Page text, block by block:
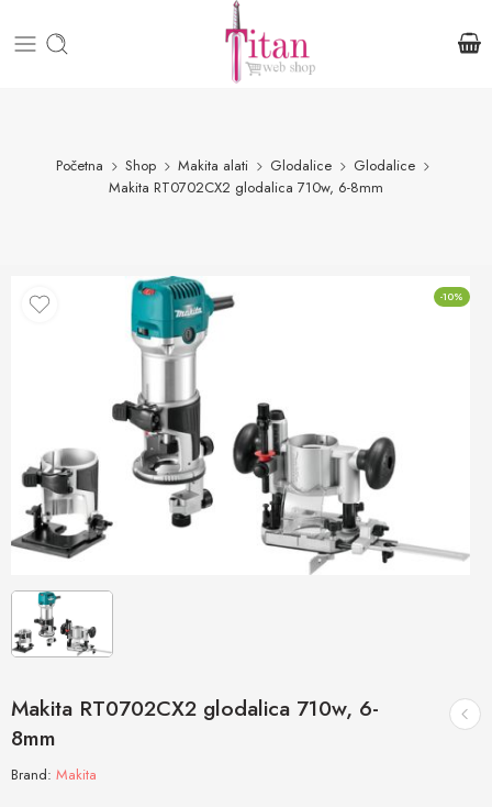
Početna Shop Makita alati Glodalice
Glodalice
Makita RT0702CX2 glodalica 710w, 6-8mm
-10%
Makita RT0702CX2 glodalica 710w, 6-
8mm
Brand: Makita